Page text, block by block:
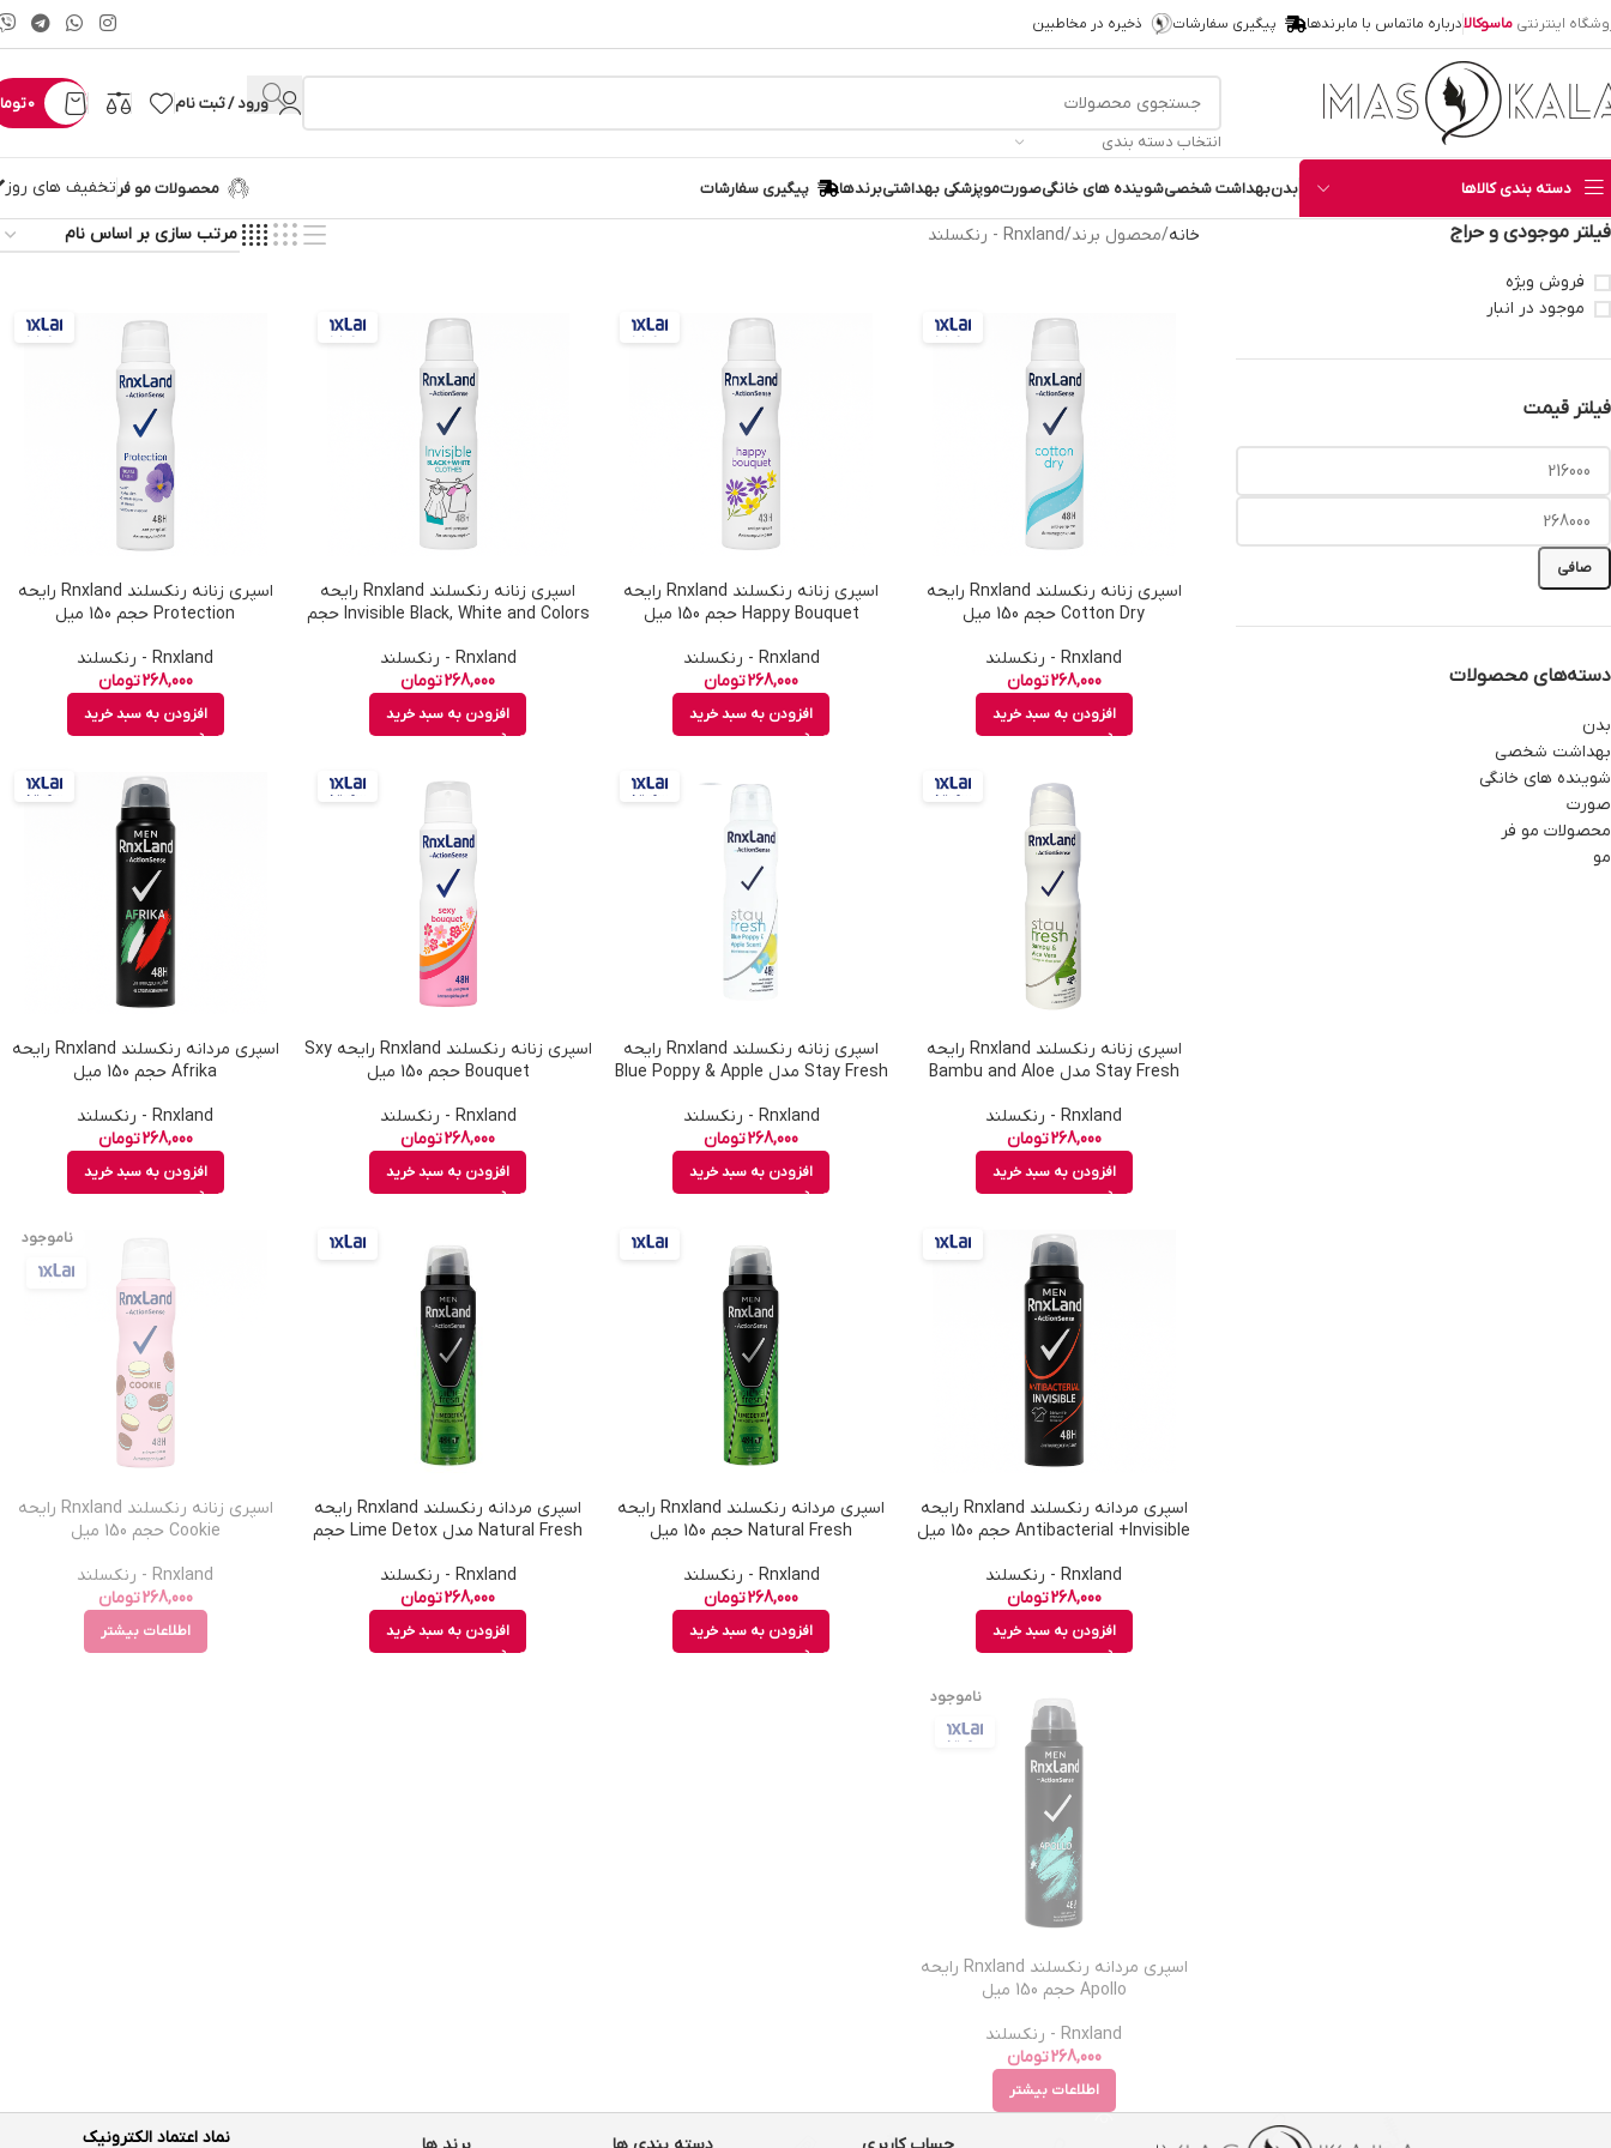
اینترنتی ماسوکالادرباره ماتماس با مابرندها پیگیری سفارشات ذخیره در مخاطبین
انتخاب دسته بندی
ورود / ثبت نام 0
دسته بندی کالاها بدنبهداشت شخصیشوینده های خانگیصورتموپزشکی بهداشتیبرندها پیگیری سفارشات محصولات مو فر تخفیف های روز
فیلتر موجودی و حراج
فروش ویژه
موجود در انبار
فیلتر قیمت
صافی
دسته‌های محصولات
بدن
بهداشت شخصی
شوینده های خانگی
صورت
محصولات مو فر
مو
خانه محصول برند Rnxland - رنکسلند
اسپری زنانه رنکسلند Rnxland رایحه
Cotton Dry حجم 150 میل
Rnxland - رنکسلند
268,000تومان
افزودن به سبد خرید
اسپری زنانه رنکسلند Rnxland رایحه
Happy Bouquet حجم 150 میل
Rnxland - رنکسلند
268,000تومان
افزودن به سبد خرید
اسپری زنانه رنکسلند Rnxland رایحه
Invisible Black, White and Colors حجم
Rnxland - رنکسلند
268,000تومان
افزودن به سبد خرید
اسپری زنانه رنکسلند Rnxland رایحه
Protection حجم 150 میل
Rnxland - رنکسلند
268,000تومان
افزودن به سبد خرید
اسپری زنانه رنکسلند Rnxland رایحه
Stay Fresh مدل Bambu and Aloe
Rnxland - رنکسلند
268,000تومان
افزودن به سبد خرید
اسپری زنانه رنکسلند Rnxland رایحه
Stay Fresh مدل Blue Poppy & Apple
Rnxland - رنکسلند
268,000تومان
افزودن به سبد خرید
اسپری زنانه رنکسلند Rnxland رایحه Sxy
Bouquet حجم 150 میل
Rnxland - رنکسلند
268,000تومان
افزودن به سبد خرید
اسپری مردانه رنکسلند Rnxland رایحه
Afrika حجم 150 میل
Rnxland - رنکسلند
268,000تومان
افزودن به سبد خرید
اسپری مردانه رنکسلند Rnxland رایحه
Antibacterial +Invisible حجم 150 میل
Rnxland - رنکسلند
268,000تومان
افزودن به سبد خرید
اسپری مردانه رنکسلند Rnxland رایحه
Natural Fresh حجم 150 میل
Rnxland - رنکسلند
268,000تومان
افزودن به سبد خرید
اسپری مردانه رنکسلند Rnxland رایحه
Natural Fresh مدل Lime Detox حجم
Rnxland - رنکسلند
268,000تومان
افزودن به سبد خرید
ناموجود
اسپری زنانه رنکسلند Rnxland رایحه
Cookie حجم 150 میل
Rnxland - رنکسلند
268,000تومان
اطلاعات بیشتر
ناموجود
اسپری مردانه رنکسلند Rnxland رایحه
Apollo حجم 150 میل
Rnxland - رنکسلند
268,000تومان
اطلاعات بیشتر
نماد اعتماد الکترونیک